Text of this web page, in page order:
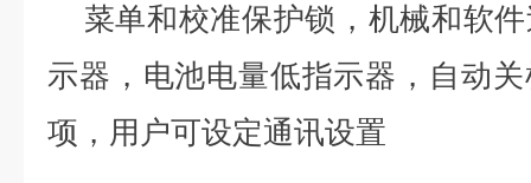
菜单和校准保护锁，机械和软
示器，电池电量低指示器，自动
项，用户可设定通讯设置